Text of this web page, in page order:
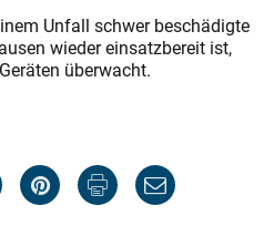
Unfall schwer beschädigte
wieder einsatzbereit ist,
überwacht.